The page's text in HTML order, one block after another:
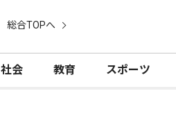
総合TOPへ
社会 教育 スポーツ